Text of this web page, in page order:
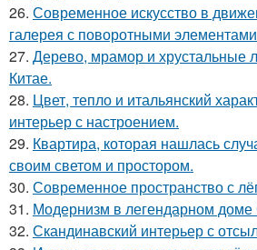
26. Современное искусство в
галерея с поворотными
27. Дерево, мрамор и хрустальные
Китае.
28. Цвет, тепло и итальянский
интерьер с настроением.
29. Квартира, которая нашлась
своим светом и простором.
30. Современное пространство с
31. Модернизм в легендарном доме
32. Скандинавский интерьер с